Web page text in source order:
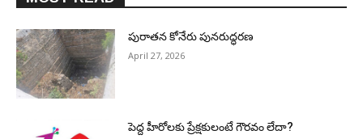
పురాత‌న కోనేరు పున‌రుద్ధ‌ర‌ణ
April 27, 2026
పెద్ద హీరోల‌కు ప్రేక్ష‌కులంటే గౌర‌వం లేదా?